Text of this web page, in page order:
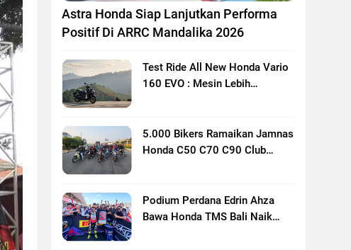
Astra Honda Siap Lanjutkan Performa
Positif Di ARRC Mandalika 2026
Test Ride All New Honda Vario
160 EVO : Mesin Lebih
5.000 Bikers Ramaikan Jamnas
Honda C50 C70 C90 Club
Motor Klasik Honda
Podium Perdana Edrin Ahza
Bawa Honda TMS Bali Naik